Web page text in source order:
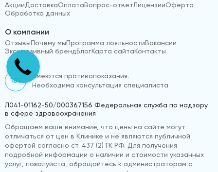
АкцииДоставкаОплатаВопрос-ответЛицензииОферта
Обработка данных
О компании
ОтзывыПочему мыПрограмма лояльностиВакансии
Эксклюзивный брендБлогКарта сайтаКонтакты
18+
Имеются противопоказания.
Необходима консультация специалиста
Л041-01162-50/000367156 Федеральная служба по надзору
в сфере здравоохранения
Обращаем ваше внимание, что цены на сайте могут
отличаться от цен в Клинике и не являются публичной
офертой согласно ст. 437 (2) ГК РФ. Для получения
подробной информации о наличии и стоимости указанных
услуг, пожалуйста, обращайтесь к администраторам с